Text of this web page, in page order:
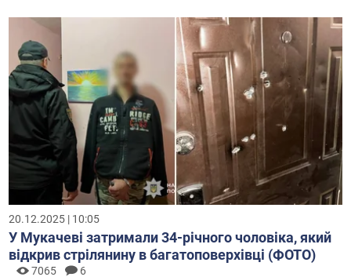
20.12.2025 | 10:05
У Мукачеві затримали 34-річного чоловіка, який
відкрив стрілянину в багатоповерхівці (ФОТО)
7065 6